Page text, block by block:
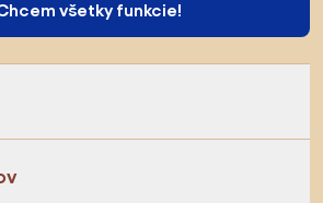
všetky funkcie!